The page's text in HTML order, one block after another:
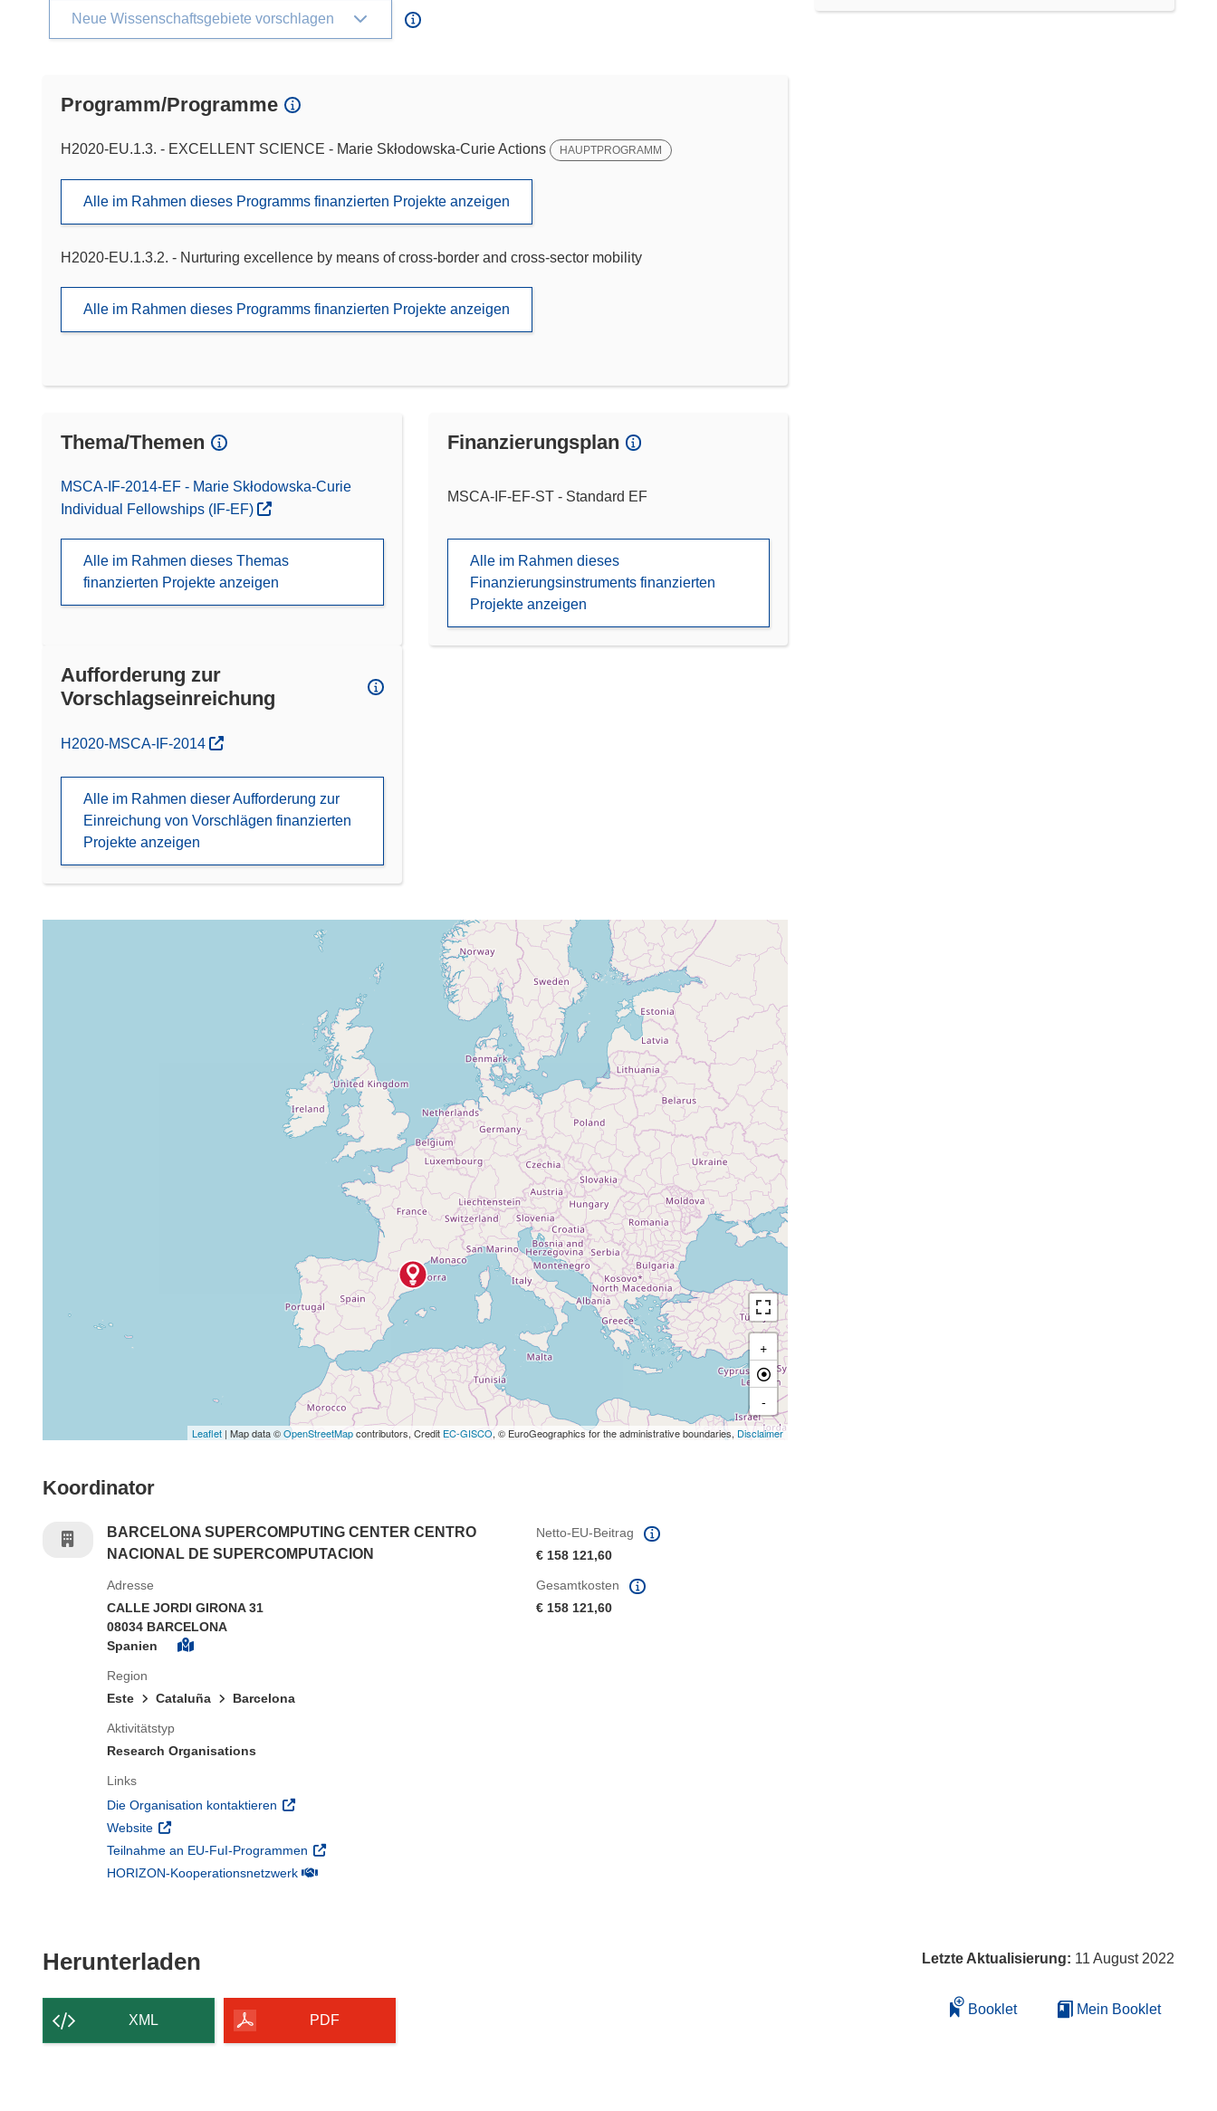
Neue Wissenschaftsgebiete vorschlagen
Programm/Programme
H2020-EU.1.3. - EXCELLENT SCIENCE - Marie Skłodowska-Curie Actions HAUPTPROGRAMM
Alle im Rahmen dieses Programms finanzierten Projekte anzeigen
H2020-EU.1.3.2. - Nurturing excellence by means of cross-border and cross-sector mobility
Alle im Rahmen dieses Programms finanzierten Projekte anzeigen
Thema/Themen
MSCA-IF-2014-EF - Marie Skłodowska-Curie
Individual Fellowships (IF-EF)
Alle im Rahmen dieses Themas
finanzierten Projekte anzeigen
Finanzierungsplan
MSCA-IF-EF-ST - Standard EF
Alle im Rahmen dieses
Finanzierungsinstruments finanzierten
Projekte anzeigen
Aufforderung zur
Vorschlagseinreichung
(öffnet in neuem Fenster)
H2020-MSCA-IF-2014
Alle im Rahmen dieser Aufforderung zur
Einreichung von Vorschlägen finanzierten
Projekte anzeigen
+
-
Leaflet | Map data ©OpenStreetMapcontributors, Credit EC-GISCO, © EuroGeographics for the administrative boundaries, Disclaimer
Koordinator
BARCELONA SUPERCOMPUTING CENTER CENTRO
NACIONAL DE SUPERCOMPUTACION
Netto-EU-Beitrag
€ 158 121,60
Adresse
CALLE JORDI GIRONA 31
08034 BARCELONA
Spanien
Region
Este
Cataluña Barcelona
Aktivitätstyp
Research Organisations
Links
Die Organisation kontaktieren (öffnet in neuem Fenster)
Website (öffnet in neuem Fenster)
Teilnahme an EU-FuI-Programmen (öffnet in neuem Fenster)
HORIZON-Kooperationsnetzwerk(öffnet in neuem Fenster)
Gesamtkosten
€ 158 121,60
Herunterladen
XML PDF
Letzte Aktualisierung: 11 August 2022
Booklet Mein Booklet